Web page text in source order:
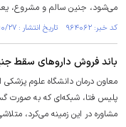
می‌شود، جنین سالم و مشروع،
کد خبر: ۹۶۴۰۶۲ تاریخ انتشار : ۱۴۰۳/۱۰/۲۷
باند فروش داروهای سقط
معاون درمان دانشگاه علوم
پلیس فتا، شبکه‌ای که به صورت
مشاوره در این زمینه می‌کرد،